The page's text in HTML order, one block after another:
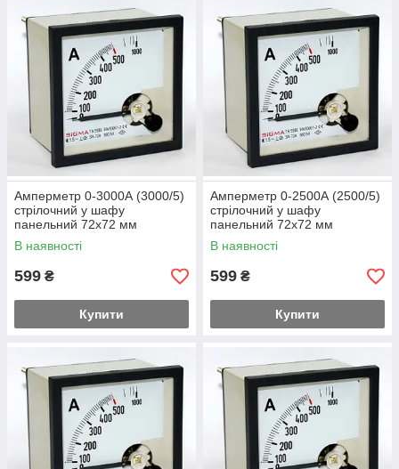
Амперметр 0-3000А (3000/5)
стрілочний у шафу
панельний 72х72 мм
змінного струму
В наявності
599 ₴
Купити
Амперметр 0-2500А (2500/5)
стрілочний у шафу
панельний 72х72 мм
змінного струму
В наявності
599 ₴
Купити